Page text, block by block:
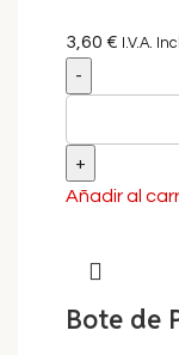
3,60 € I.V.A.
Añadir al
Bote de